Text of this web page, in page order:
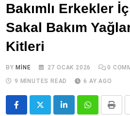
Bakımlı Erkekler
Sakal Bakım
Kitleri
BYMINE 27 OCAK 2026 0
9 MINUTES READ
6 AY AGO
LinkedInWhatsappPrint